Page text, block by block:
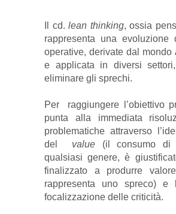
Il cd. lean thinking, ossia
rappresenta una evoluzione
operative, derivate dal mondo
e applicata in diversi
eliminare gli sprechi.
Per raggiungere l’obiettivo
punta alla immediata
problematiche attraverso
del value(il consumo di
qualsiasi genere, è
finalizzato a produrre
rappresenta uno spreco) e
focalizzazione delle criticità.